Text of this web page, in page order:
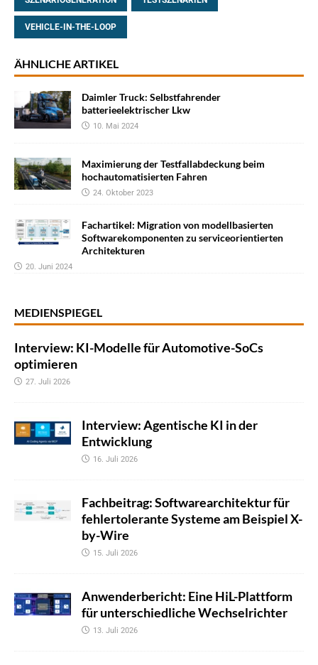
VEHICLE-IN-THE-LOOP
ÄHNLICHE ARTIKEL
Daimler Truck: Selbstfahrender
batterieelektrischer Lkw
10. Mai 2024
Maximierung der Testfallabdeckung beim
hochautomatisierten Fahren
24. Oktober 2023
Fachartikel: Migration von modellbasierten
Softwarekomponenten zu serviceorientierten
Architekturen
20. Juni 2024
MEDIENSPIEGEL
Interview: KI-Modelle für Automotive-SoCs
optimieren
27. Juli 2026
Interview: Agentische KI in der
Entwicklung
16. Juli 2026
Fachbeitrag: Softwarearchitektur für
fehlertolerante Systeme am Beispiel X-
by-Wire
15. Juli 2026
Anwenderbericht: Eine HiL-Plattform
für unterschiedliche Wechselrichter
13. Juli 2026